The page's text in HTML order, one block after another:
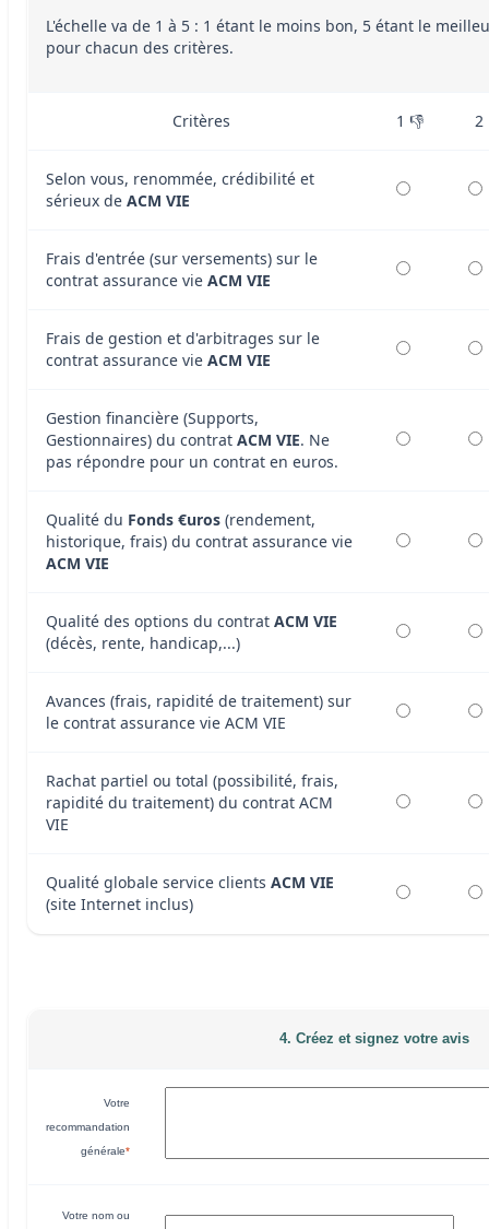
L'échelle va de 1 à 5 : 1 étant le moins bon, 5 étant le
pour chacun des critères.
Critères 1 👎 2
Selon vous, renommée, crédibilité et
sérieux de ACM VIE
Frais d'entrée (sur versements) sur le
contrat assurance vie ACM VIE
Frais de gestion et d'arbitrages sur le
contrat assurance vie ACM VIE
Gestion financière (Supports,
Gestionnaires) du contrat ACM VIE. Ne
pas répondre pour un contrat en euros.
Qualité du Fonds €uros (rendement,
historique, frais) du contrat assurance vie
ACM VIE
Qualité des options du contrat ACM VIE
(décès, rente, handicap,...)
Avances (frais, rapidité de traitement) sur
le contrat assurance vie ACM VIE
Rachat partiel ou total (possibilité, frais,
rapidité du traitement) du contrat ACM
VIE
Qualité globale service clients ACM VIE
(site Internet inclus)
4. Créez et signez votre avis
Votre
recommandation
générale*
Votre nom ou